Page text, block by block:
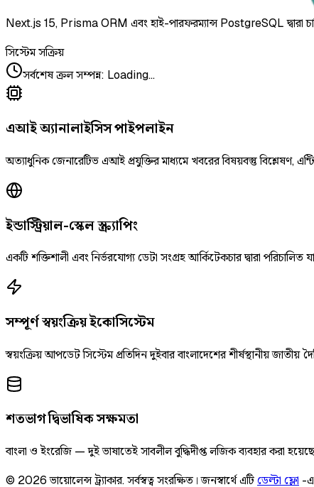
Next.js 15, Prisma ORM এবং হাই-পারফরম্যান্স PostgreSQL দ্বারা
সিস্টেম সক্রিয়
সর্বশেষ ক্রল সম্পন্ন: Loading...
এআই অ্যানালাইসিস পাইপলাইন
অত্যাধুনিক জেনারেটিভ এআই প্রযুক্তির মাধ্যমে খবরের বিষয়বস্তু বিশ্লেষণ,
ইন্ডাস্ট্রিয়াল-স্কেল স্ক্র্যাপিং
একটি শক্তিশালী এবং নির্ভরযোগ্য ডেটা সংগ্রহ আর্কিটেকচার দ্বারা পরিচালিত
সম্পূর্ণ স্বয়ংক্রিয় ইকোসিস্টেম
স্বয়ংক্রিয় আপডেট সিস্টেম প্রতিদিন দুইবার বাংলাদেশের শীর্ষস্থানীয়
শতভাগ দ্বিভাষিক সক্ষমতা
বাংলা ও ইংরেজি — দুই ভাষাতেই সাবলীল বুদ্ধিদীপ্ত লজিক ব্যবহার করা
© 2026 ভায়োলেন্স ট্র্যাকার.সর্বস্বত্ব সংরক্ষিত। জনস্বার্থে এটিডেল্টা ফ্লো -